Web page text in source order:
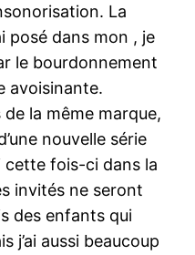
La
posé dans mon , je
le bourdonnement
avoisinante.
de la même marque,
nouvelle série
cette fois-ci dans la
invités ne seront
des enfants qui
j’ai aussi beaucoup